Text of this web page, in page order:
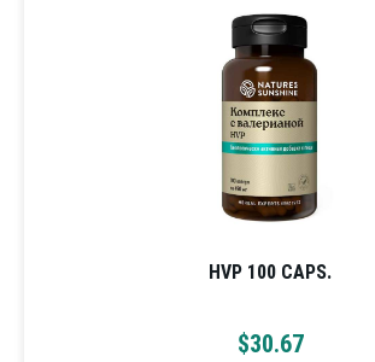
HVP 100 CAPS.
$30.67